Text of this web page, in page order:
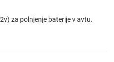
za polnjenje baterije v avtu.